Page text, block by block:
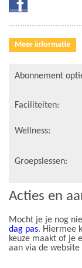
Meer informatie
Abonnement
Faciliteiten:
Wellness:
Groepslessen:
Acties en
Mocht je je nog
dag pas. Hiermee
keuze maakt of je
aan via de website